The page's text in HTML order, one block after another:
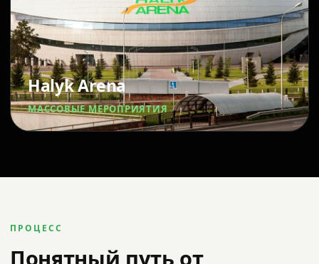
Halyk Arena
МАССОВЫЕ МЕРОПРИЯТИЯ
ПРОЦЕСС
Понятный путь от